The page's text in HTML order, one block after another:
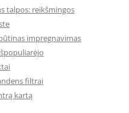
talpos: reikšmingos
impregnavimas
filtrai
kartą